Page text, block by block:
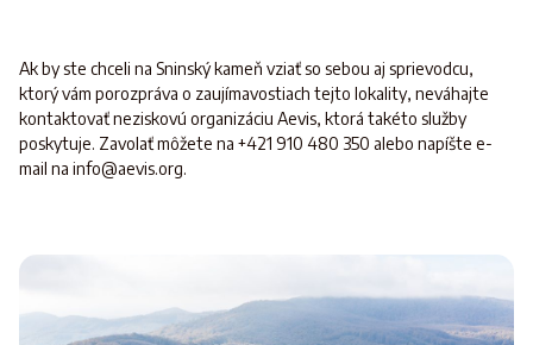
Ak by ste chceli na Sninský kameň vziať so sebou aj sprievodcu,
ktorý vám porozpráva o zaujímavostiach tejto lokality, neváhajte
kontaktovať neziskovú organizáciu Aevis, ktorá takéto služby
poskytuje. Zavolať môžete na +421 910 480 350 alebo napíšte e-
mail na info@aevis.org.